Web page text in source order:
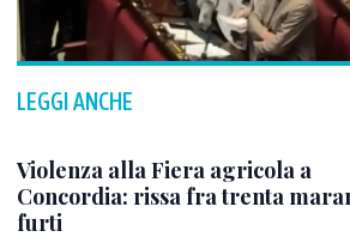
LEGGI ANCHE
Violenza alla Fiera agricola a
Concordia: rissa fra trenta
furti